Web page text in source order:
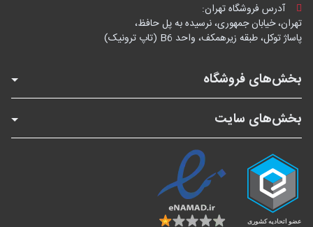
آدرس فروشگاه تهران:
تهران، خیابان جمهوری، نرسیده به پل حافظ،
پاساژ توکل، طبقه زیرهمکف، واحد B6 (تاپ ترونیک)
بخش‌های فروشگاه
بخش‌های سایت